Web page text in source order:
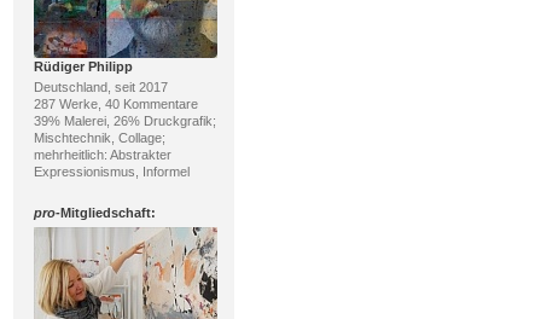
Rüdiger Philipp
Deutschland, seit 2017
287 Werke, 40 Kommentare
39% Malerei, 26% Druckgrafik;
Mischtechnik, Collage;
mehrheitlich: Abstrakter
Expressionismus, Informel
pro-Mitgliedschaft: